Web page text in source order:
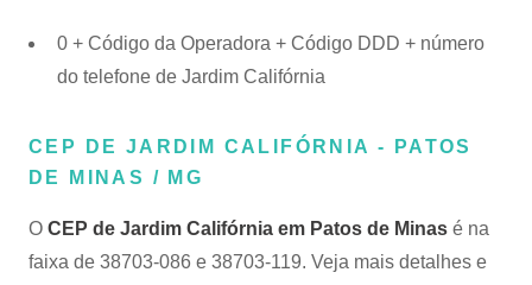
0 + Código da Operadora + Código DDD + número
do telefone de Jardim Califórnia
CEP DE JARDIM CALIFÓRNIA - PATOS
DE MINAS / MG
O CEP de Jardim Califórnia em Patos de Minas é na
faixa de 38703-086 e 38703-119. Veja mais detalhes e